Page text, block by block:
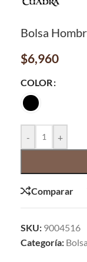
Bolsa
$6,960
COLOR
- +
Comparar
SKU: 9004516
Categoría: